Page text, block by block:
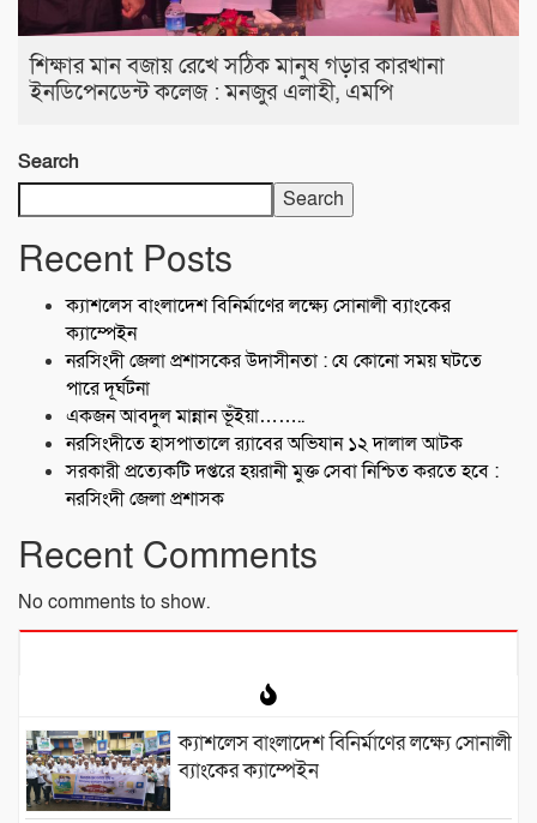
শিক্ষার মান বজায় রেখে সঠিক মানুষ গড়ার কারখানা
ইনডিপেনডেন্ট কলেজ : মনজুর এলাহী, এমপি
Search
Search
Recent Posts
ক্যাশলেস বাংলাদেশ বিনির্মাণের লক্ষ্যে সোনালী ব্যাংকের
ক্যাম্পেইন
নরসিংদী জেলা প্রশাসকের উদাসীনতা : যে কোনো সময় ঘটতে
পারে দূর্ঘটনা
একজন আবদুল মান্নান ভূঁইয়া……..
নরসিংদীতে হাসপাতালে র‍্যাবের অভিযান ১২ দালাল আটক
সরকারী প্রত্যেকটি দপ্তরে হয়রানী মুক্ত সেবা নিশ্চিত করতে হবে :
নরসিংদী জেলা প্রশাসক
Recent Comments
No comments to show.
ক্যাশলেস বাংলাদেশ বিনির্মাণের লক্ষ্যে সোনালী
ব্যাংকের ক্যাম্পেইন